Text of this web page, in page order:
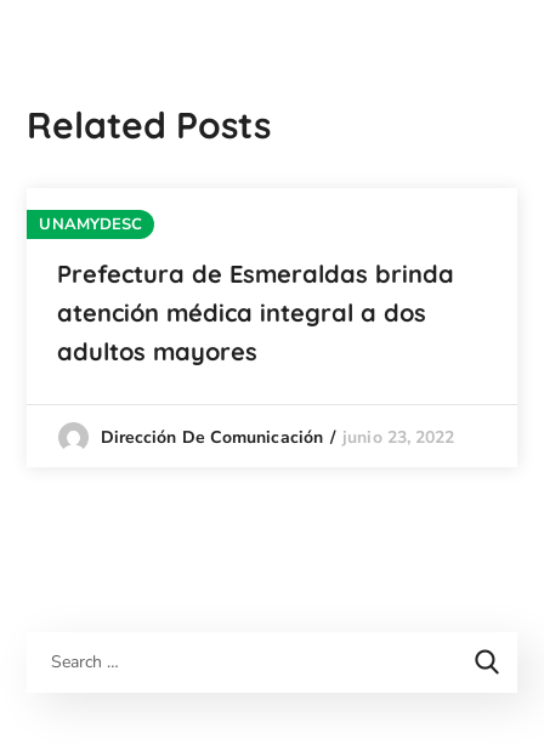
Related Posts
UNAMYDESC
Prefectura de Esmeraldas brinda
atención médica integral a dos
adultos mayores
Dirección De Comunicación junio 23, 2022